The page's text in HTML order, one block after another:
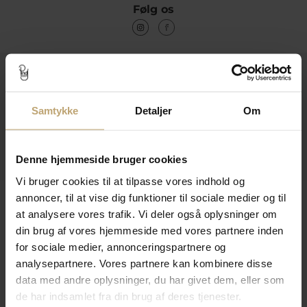
Samtykke Detaljer Om
Denne hjemmeside bruger cookies
Vi bruger cookies til at tilpasse vores indhold og
annoncer, til at vise dig funktioner til sociale medier og til
at analysere vores trafik. Vi deler også oplysninger om
din brug af vores hjemmeside med vores partnere inden
for sociale medier, annonceringspartnere og
analysepartnere. Vores partnere kan kombinere disse
data med andre oplysninger, du har givet dem, eller som
de har indsamlet fra din brug af deres tjenester.
Følg os
Kontakt
Information
Praktiske Sider
Leveringsmuligheder
Betalingsmuligheder